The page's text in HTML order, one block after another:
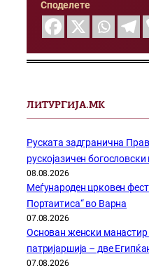
Споделете
ЛИТУРГИЈА.МК
Руската задгранична
рускојазичен
08.08.2026
Меѓународен црковен
Портаитиса“ во Варна
07.08.2026
Основан женски
патријаршија – две
07.08.2026